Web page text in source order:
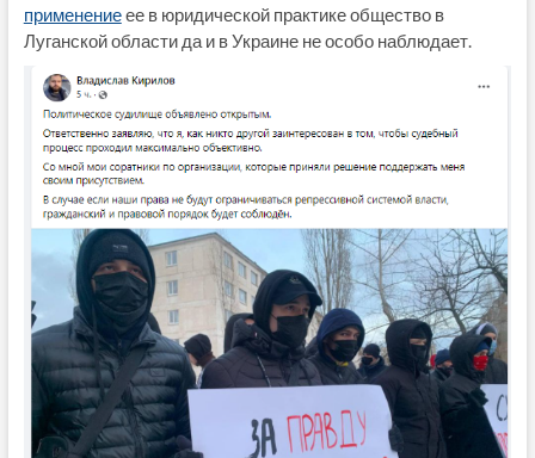
применениеее в юридической практике общество в
Луганской области да и в Украине не особо наблюдает.